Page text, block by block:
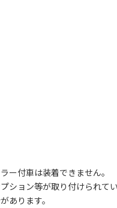
ー付車は装着できません。
ション等が取り付けられてい
ります。